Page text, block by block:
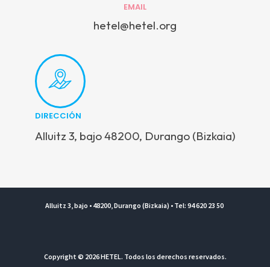
EMAIL
hetel@hetel.org
DIRECCIÓN
Alluitz 3, bajo 48200, Durango (Bizkaia)
Alluitz 3, bajo • 48200, Durango (Bizkaia) • Tel: 94 620 23 50
Copyright © 2026 HETEL. Todos los derechos reservados.